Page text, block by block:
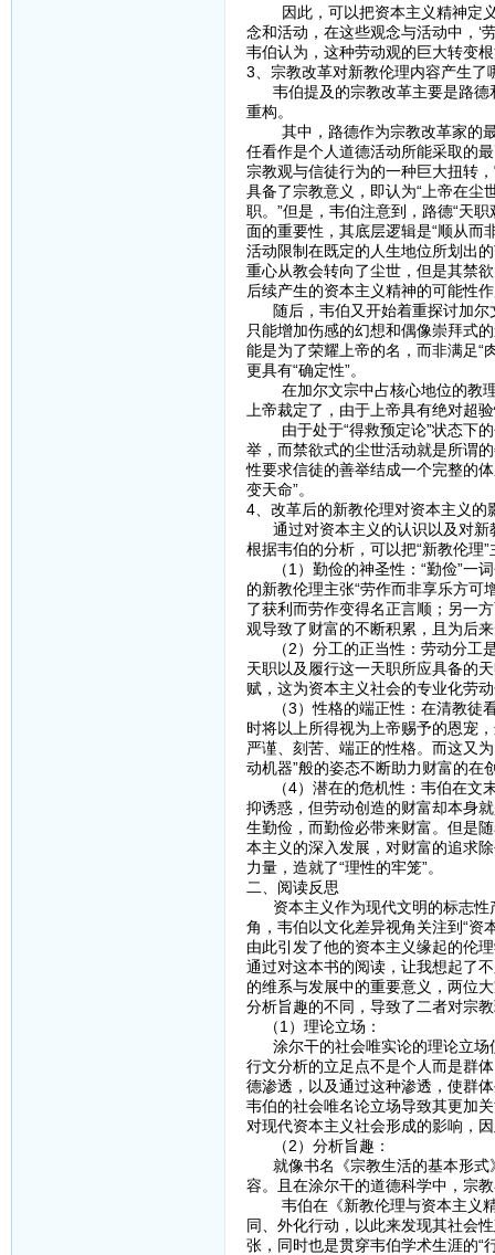
因此，可以把资本主义精神定义
念和活动，在这些观念与活动中，‘
韦伯认为，这种劳动观的巨大转变
3、宗教改革对新教伦理内容产生了
韦伯提及的宗教改革主要是路德
重构。
其中，路德作为宗教改革家的最
任看作是个人道德活动所能采取的
宗教观与信徒行为的一种巨大扭转
具备了宗教意义，即认为“上帝在尘
职。”但是，韦伯注意到，路德“天
面的重要性，其底层逻辑是“顺从而
活动限制在既定的人生地位所划出
重心从教会转向了尘世，但是其禁
后续产生的资本主义精神的可能性
随后，韦伯又开始着重探讨加尔
只能增加伤感的幻想和偶像崇拜式
能是为了荣耀上帝的名，而非满足“
更具有“确定性”。
在加尔文宗中占核心地位的教理
上帝裁定了，由于上帝具有绝对超
由于处于“得救预定论”状态下的
举，而禁欲式的尘世活动就是所谓
性要求信徒的善举结成一个完整的
变天命”。
4、改革后的新教伦理对资本主义的
通过对资本主义的认识以及对新
根据韦伯的分析，可以把“新教伦理
（1）勤俭的神圣性：“勤俭”一词
的新教伦理主张“劳作而非享乐方可
了获利而劳作变得名正言顺；另一
观导致了财富的不断积累，且为后
（2）分工的正当性：劳动分工是
天职以及履行这一天职所应具备的
赋，这为资本主义社会的专业化劳
（3）性格的端正性：在清教徒看
时将以上所得视为上帝赐予的恩宠
严谨、刻苦、端正的性格。而这又
动机器”般的姿态不断助力财富的在
（4）潜在的危机性：韦伯在文末
抑诱惑，但劳动创造的财富却本身
生勤俭，而勤俭必带来财富。但是
本主义的深入发展，对财富的追求
力量，造就了“理性的牢笼”。
二、阅读反思
资本主义作为现代文明的标志性
角，韦伯以文化差异视角关注到“资
由此引发了他的资本主义缘起的伦
通过对这本书的阅读，让我想起了
的维系与发展中的重要意义，两位
分析旨趣的不同，导致了二者对宗
（1）理论立场：
涂尔干的社会唯实论的理论立场
行文分析的立足点不是个人而是群
德渗透，以及通过这种渗透，使群
韦伯的社会唯名论立场导致其更加
对现代资本主义社会形成的影响，
（2）分析旨趣：
就像书名《宗教生活的基本形式
容。且在涂尔干的道德科学中，宗
韦伯在《新教伦理与资本主义精
同、外化行动，以此来发现其社会
张，同时也是贯穿韦伯学术生涯的“